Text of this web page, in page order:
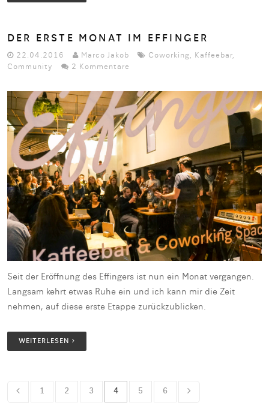
DER ERSTE MONAT IM EFFINGER
22.04.2016 Marco Jakob Coworking, Kaffeebar,
Community
2 Kommentare
Seit der Eröffnung des Effingers ist nun ein Monat vergangen.
Langsam kehrt etwas Ruhe ein und ich kann mir die Zeit
nehmen, auf diese erste Etappe zurückzublicken.
WEITERLESEN
1 2 3 4 5 6